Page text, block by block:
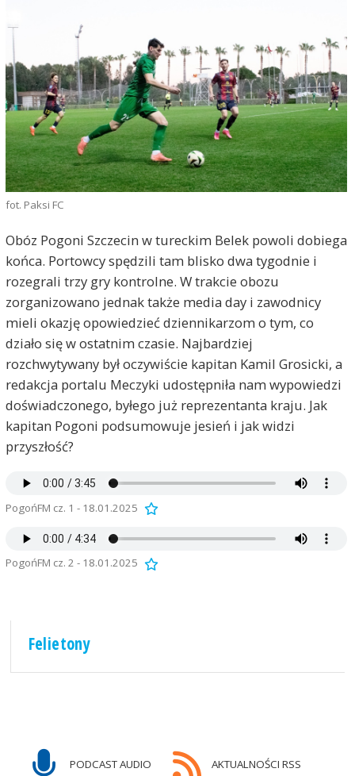
fot. Paksi FC
Obóz Pogoni Szczecin w tureckim Belek powoli dobiega
końca. Portowcy spędzili tam blisko dwa tygodnie i
rozegrali trzy gry kontrolne. W trakcie obozu
zorganizowano jednak także media day i zawodnicy
mieli okazję opowiedzieć dziennikarzom o tym, co
działo się w ostatnim czasie. Najbardziej
rozchwytywany był oczywiście kapitan Kamil Grosicki, a
redakcja portalu Meczyki udostępniła nam wypowiedzi
doświadczonego, byłego już reprezentanta kraju. Jak
kapitan Pogoni podsumowuje jesień i jak widzi
przyszłość?
PogońFM cz. 1 - 18.01.2025
PogońFM cz. 2 - 18.01.2025
Felietony
PODCAST AUDIO AKTUALNOŚCI RSS